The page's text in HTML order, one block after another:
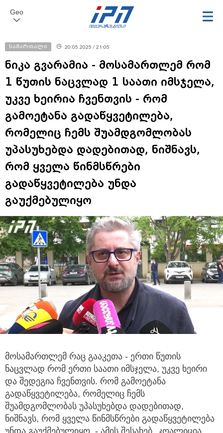
Geo
სამართალი 20.05.2025 / 21:05
ნიკა გვარამია - მოსამართლემ რომ
1 წუთის ნაცვლად 1 საათი იმსჯელა,
უკვე ხეირია ჩვენთვის - რომ
გამოეტანა გადაწყვეტილება,
რომელიც ჩემს შუამდგომლობას
უპასუხებდა დადებითად, ნიშნავს,
რომ ყველა წინმსწრები
გადაწყვეტილება უნდა
გაუქმებულიყო
მოსამართლემ რაც გააკეთა - ერთი წუთის
ნაცვლად რომ ერთი საათი იმსჯელა, უკვე ხეირი
და შედეგია ჩვენთვის. რომ გამოეტანა
გადაწყვეტილება, რომელიც ჩემს
შუამდგომლობას უპასუხებდა დადებითად,
ნიშნავს, რომ ყველა წინმსწრები გადაწყვეტილება